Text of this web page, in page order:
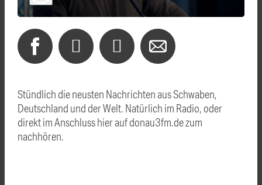
Stündlich die neusten Nachrichten aus Schwaben,
Deutschland und der Welt. Natürlich im Radio, oder
direkt im Anschluss hier auf donau3fm.de zum
nachhören.